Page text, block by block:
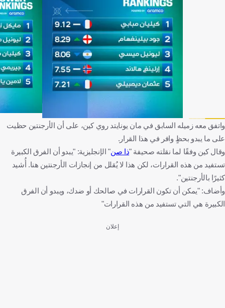
واتفق معه زميله السابق في مان يونايتد روي كين، على أن الأرجنتين حظيت
على ما يبدو بحظٍ وافر في هذا القرار.
وقال كين وفقًا لما نقلته صحيفة "ذا صن" الإنجليزية: "يبدو أن الفرق الكبيرة
تستفيد من هذه القرارات، لكن هذا لا يُقلل من إنجازات الأرجنتين هنا. أُشيد
كثيرًا بالأرجنتين".
وأضاف: "يمكن أن تكون القرارات في صالحك أو ضدك، ويبدو أن الفرق
الكبيرة هي التي تستفيد من هذه القرارات"
إعلان